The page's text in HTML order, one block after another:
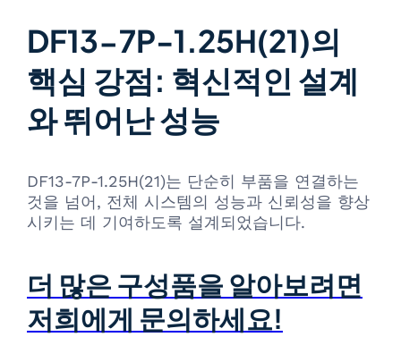
DF13-7P-1.25H(21)의
핵심 강점: 혁신적인 설계
와 뛰어난 성능
DF13-7P-1.25H(21)는 단순히 부품을 연결하는
것을 넘어, 전체 시스템의 성능과 신뢰성을 향상
시키는 데 기여하도록 설계되었습니다.
더 많은 구성품을 알아보려면
저희에게 문의하세요!